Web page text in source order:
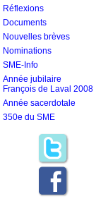
Réflexions
Documents
Nouvelles brèves
Nominations
SME-Info
Année jubilaire
François de Laval 2008
Année sacerdotale
350e du SME